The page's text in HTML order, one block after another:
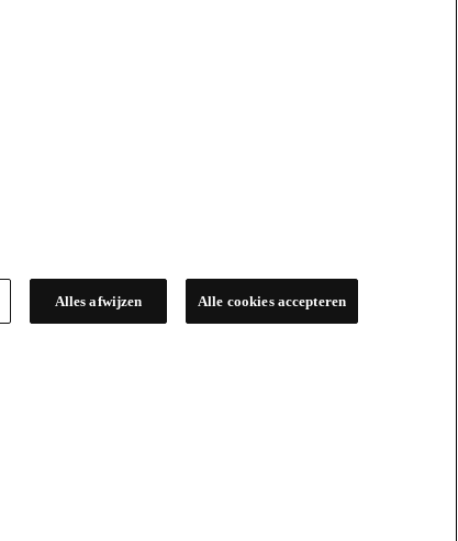
Alles afwijzen Alle cookies accepteren